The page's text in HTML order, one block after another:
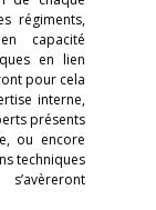
régiments,
capacité
en lien
pour cela
interne,
présents
ou encore
techniques